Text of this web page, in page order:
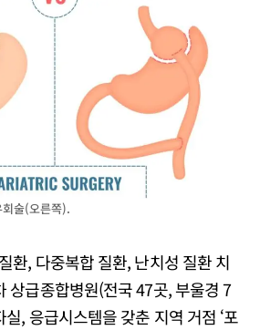
술(오른쪽).
환, 다중복합 질환, 난치성 질환 치
상급종합병원(전국 47곳, 부울경 7
, 응급시스템을 갖춘 지역 거점 ‘포